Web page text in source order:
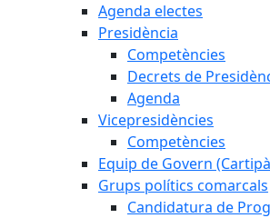
Agenda electes
Presidència
Competències
Decrets de
Agenda
Vicepresidències
Competències
Equip de Govern
Grups polítics comarcals
Candidatura de